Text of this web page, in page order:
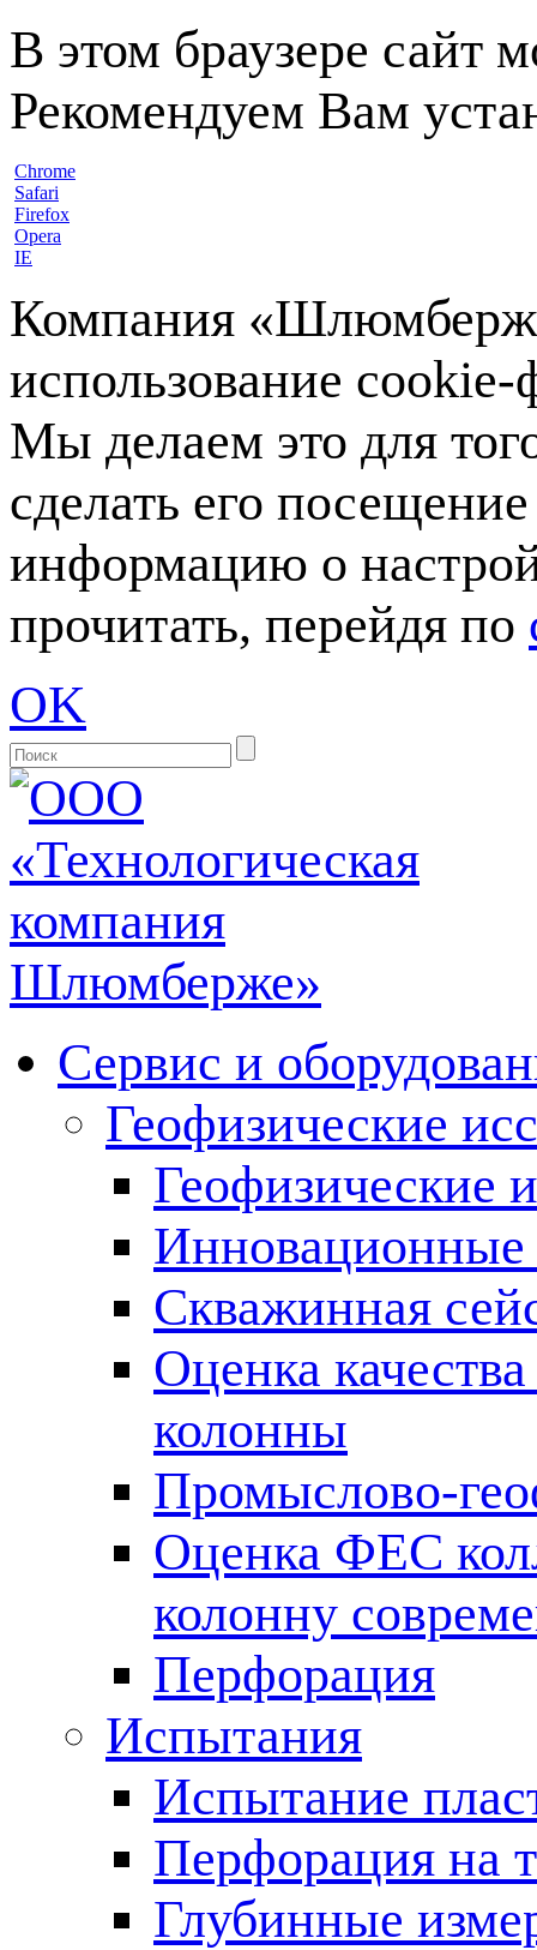
В этом браузере сайт
Рекомендуем Вам
Chrome
Safari
Firefox
Opera
IE
Компания
использование
Мы делаем это для
сделать его
информацию о
прочитать, перейдя по
OK
Сервис и
Геофизические
Геофизические
Инновационные
Скважинная
Оценка
колонны
Промыслово-
Оценка ФЕС
колонну
Перфорация
Испытания
Испытание
Перфорация на
Глубинные